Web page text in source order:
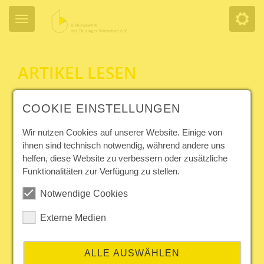
ARTIKEL LESEN
ONLINE-SEMINAR
"MARKTPLATZ BILDUNG -
FÖRDERMÖGLICHKEITEN
CLEVER NUTZEN"
19.05.2025 Aktuelle Nachrichten
Weiterbildung eröffnet neue Chancen – sei es für
Branchenwechsel oder die persönliche
COOKIE EINSTELLUNGEN
Wir nutzen Cookies auf unserer Website. Einige von
ihnen sind technisch notwendig, während andere uns
helfen, diese Website zu verbessern oder zusätzliche
Funktionalitäten zur Verfügung zu stellen.
Notwendige Cookies
Externe Medien
ALLE AUSWÄHLEN